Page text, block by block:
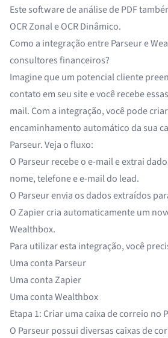
Este software de análise de PDF
OCR ZonaleOCR Dinâmico.
Como a integração entre Parseur e
consultores financeiros?
Imagine que um potencial cliente
contato em seu site e você recebe
mail. Com a integração, você pode
encaminhamento automático da sua
Parseur. Veja o fluxo:
O Parseur recebe o e-mail e extrai
nome, telefone e e-mail do lead.
O Parseur envia os dados extraídos
O Zapier cria automaticamente um
Wealthbox.
Para utilizar esta integração, você
Uma conta Parseur
Uma conta Zapier
Uma conta Wealthbox
Etapa 1: Criar uma caixa de correio no
O Parseur possui diversas caixas de